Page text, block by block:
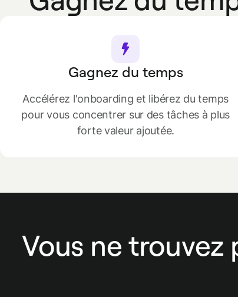
Gagnez du temps
Accélérez l'onboarding et libérez du temps
pour vous concentrer sur des tâches à plus
forte valeur ajoutée.
Vous ne trouvez